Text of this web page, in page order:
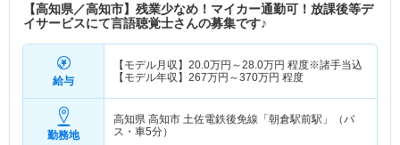
【高知県／高知市】残業少なめ！マイカー通勤可！放課後等デ
イサービスにて言語聴覚士さんの募集です♪
給与
【モデル月収】 20.0万円～28.0万円 程度※諸手当込
【モデル年収】 267万円～370万円 程度
勤務地
高知県 高知市 土佐電鉄後免線「朝倉駅前駅」（バ
ス・車5分）